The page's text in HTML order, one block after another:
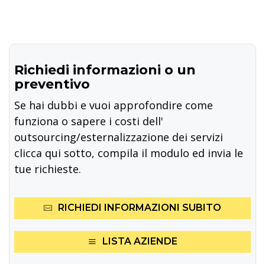
Richiedi informazioni o un
preventivo
Se hai dubbi e vuoi approfondire come
funziona o sapere i costi dell'
outsourcing/esternalizzazione dei servizi
clicca qui sotto, compila il modulo ed invia le
tue richieste.
RICHIEDI INFORMAZIONI SUBITO
LISTA AZIENDE